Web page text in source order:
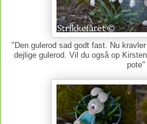
"Den gulerod sad godt fast. Nu
dejlige gulerod. Vil du også op
pote"